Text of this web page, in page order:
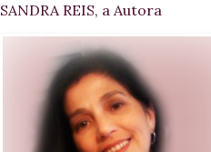
SANDRA REIS, a Autora